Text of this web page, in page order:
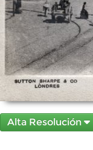
Alta Resolución